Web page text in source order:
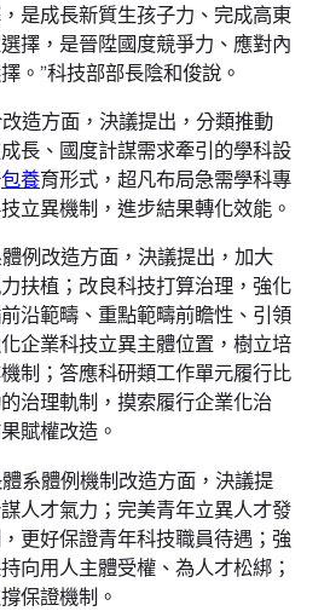
是成長新質生孩子力、完成高東
擇，是晉陞國度競爭力、應對內
。”科技部部長陰和俊說。
造方面，決議提出，分類推動
長、國度計謀需求牽引的學科設
包養育形式，超凡布局急需學科專
立異機制，進步結果轉化效能。
例改造方面，決議提出，加大
扶植；改良科技打算治理，強化
沿範疇、重點範疇前瞻性、引領
化企業科技立異主體位置，樹立培
制；答應科研類工作單元履行比
治理軌制，摸索履行企業化治
賦權改造。
系體例機制改造方面，決議提
人才氣力；完美青年立異人才發
更好保證青年科技職員待遇；強
向用人主體受權、為人才松綁；
保證機制。